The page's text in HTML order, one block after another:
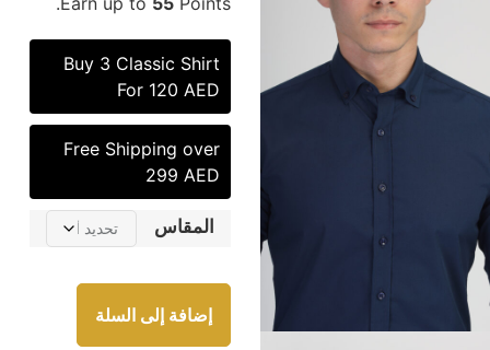
Buy 3 Classic Shirt
For 120 AED
Free Shipping over
299 AED
المقاس
إضافة إلى السلة